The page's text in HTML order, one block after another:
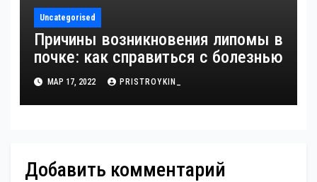
Uncategorised
Причины возникновения липомы в
почке: как справиться с болезнью
МАР 17, 2022 PRISTROYKIN_
Добавить комментарий